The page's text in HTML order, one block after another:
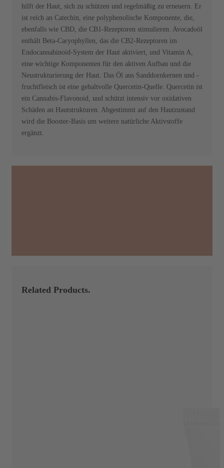
hilft der Haut, sich zu schützen und regelmäßig zu erneuern. Er
ist reich an Catechin, eine polyphenolische Komponente, die,
ebenfalls wie CBD, die CB1-Rezeptoren stimulieren. Avocadoöl
enthält Beta-Caryophyllen, das die CB2-Rezeptoren im
Endocannabinoid-System der Haut aktiviert, und Vitamin A,
eine wichtige Komponenten für den aktiven Aufbau und die
Neustrukturierung der Haut. Das Öl aus Sanddornkernen und -
fruchtfleisch ist eine gehaltvolle Quercetin-Quelle. Quercetin ist
ein Cannabis-Flavonoid, und schützt intensiv vor oxidativen
Schäden an Hautstrukturen. Abgestimmt auf den Hautzustand
wird die Booster-Basis um weitere natürliche Aktivstoffe
ergänzt.
Related Products.